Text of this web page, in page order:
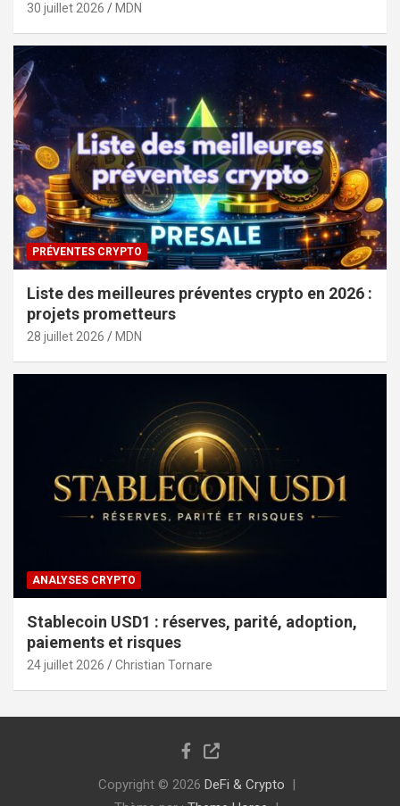
30 juillet 2026 MDN
PRÉVENTES CRYPTO
Liste des meilleures préventes crypto en 2026 :
projets prometteurs
28 juillet 2026 MDN
ANALYSES CRYPTO
Stablecoin USD1 : réserves, parité, adoption,
paiements et risques
24 juillet 2026 Christian Tornare
Copyright © 2026 DeFi & Crypto